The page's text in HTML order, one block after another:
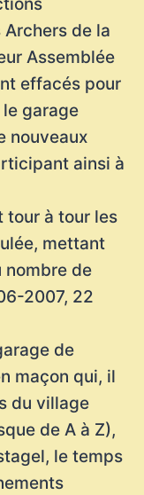
de la
Assemblée
effacés pour
garage
nouveaux
ainsi à
tour à tour les
mettant
nombre de
2007, 22
de
maçon qui, il
du village
de A à Z),
le temps